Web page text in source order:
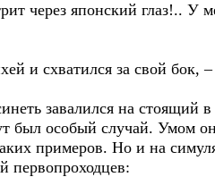
через японский глаз!.. У
и схватился за свой бок,
завалился на стоящий
был особый случай. Умом
примеров. Но и на
первопроходцев: